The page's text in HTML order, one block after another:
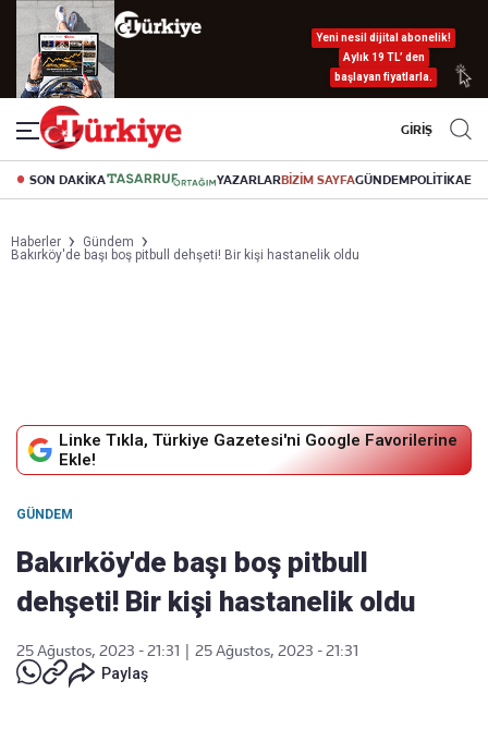
Yeni nesil dijital abonelik!
Aylık 19 TL’ den
başlayan fiyatlarla.
GİRİŞ
SON DAKİKA YAZARLARBİZİM SAYFAGÜNDEMPOLİTİKA
Haberler
Gündem
Bakırköy'de başı boş pitbull dehşeti! Bir kişi hastanelik oldu
Linke Tıkla, Türkiye Gazetesi'ni Google Favorilerine
Ekle!
GÜNDEM
Bakırköy'de başı boş pitbull
dehşeti! Bir kişi hastanelik oldu
25 Ağustos, 2023 - 21:31
25 Ağustos, 2023 - 21:31
Paylaş